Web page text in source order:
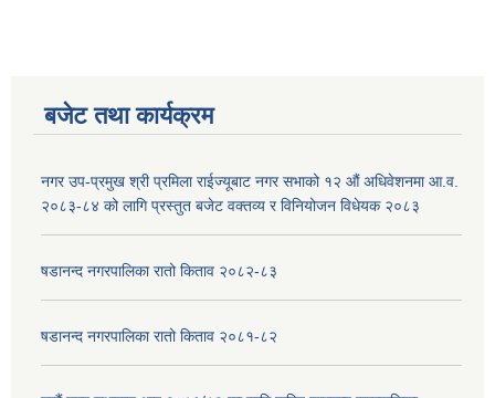
बजेट तथा कार्यक्रम
नगर उप-प्रमुख श्री प्रमिला राईज्यूबाट नगर सभाको १२ ‍औं अधिवेशनमा आ.व.
२०८३-८४ को लागि प्रस्तुत बजेट वक्तव्य र विनियोजन विधेयक २०८३
षडानन्द नगरपालिका रातो किताव २०८२-८३
षडानन्द नगरपालिका रातो किताव २०८१-८२